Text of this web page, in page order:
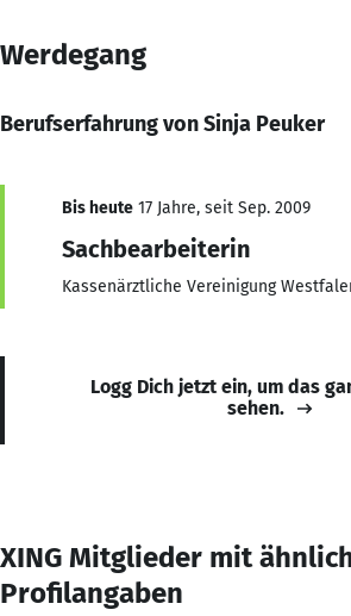
Werdegang
Berufserfahrung von Sinja Peuker
Bis heute 17 Jahre, seit Sep. 2009
Sachbearbeiterin
Kassenärztliche Vereinigung
Logg Dich jetzt ein, um das
sehen.
XING Mitglieder mit
Profilangaben